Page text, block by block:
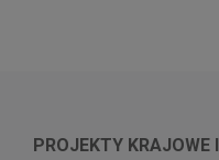
PROJEKTY KRAJOWE